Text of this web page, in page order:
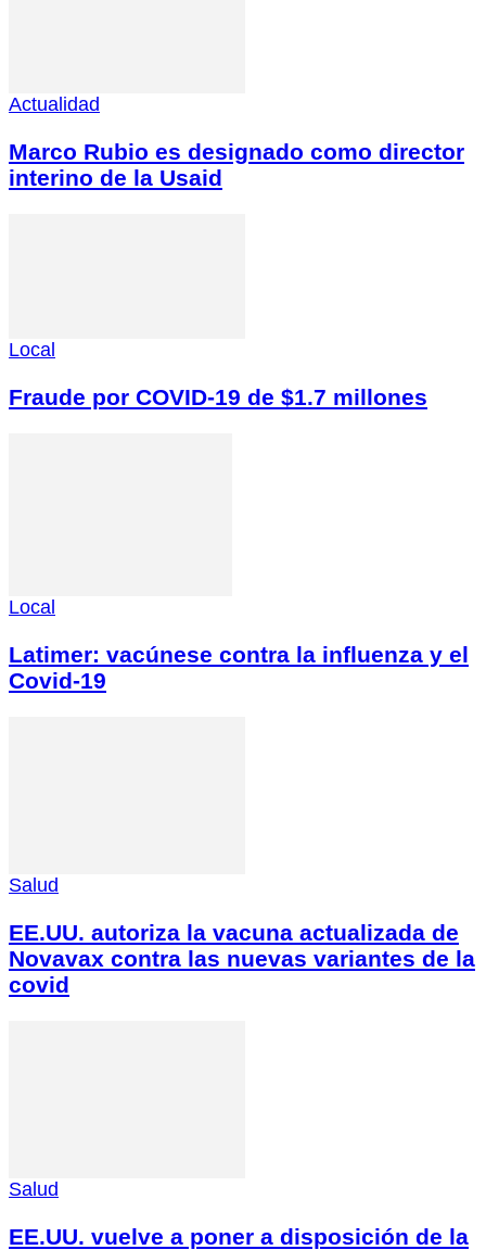
Actualidad
Marco Rubio es designado como director
interino de la Usaid
Local
Fraude por COVID-19 de $1.7 millones
Local
Latimer: vacúnese contra la influenza y el
Covid-19
Salud
EE.UU. autoriza la vacuna actualizada de
Novavax contra las nuevas variantes de la
covid
Salud
EE.UU. vuelve a poner a disposición de la